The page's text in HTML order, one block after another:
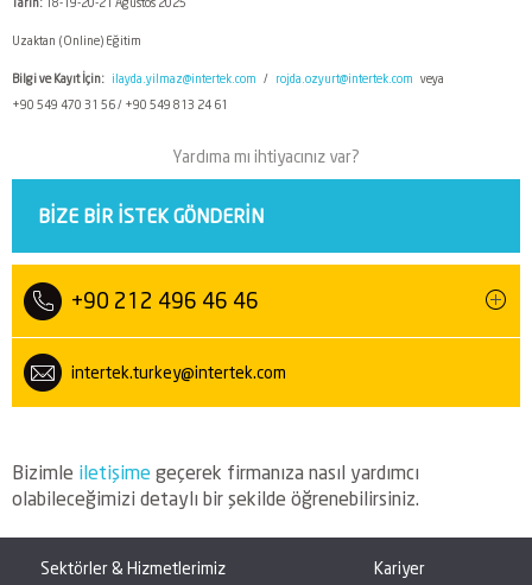
Uzaktan (Online) Eğitim
Bilgi ve Kayıt İçin: ilayda.yilmaz@intertek.com / rojda.ozyurt@intertek.com veya
+90 549 470 31 56 / +90 549 813 24 61
Yardıma mı ihtiyacınız var?
BIZE BIR ISTEK GÖNDERIN
+90 212 496 46 46
intertek.turkey@intertek.com
Bizimle iletişime geçerek firmanıza nasıl yardımcı
olabileceğimizi detaylı bir şekilde öğrenebilirsiniz.
Sektörler & Hizmetlerimiz Kariyer